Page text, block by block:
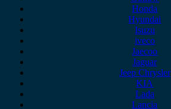
Honda
Hyundai
Isuzu
iveco
Jaecoo
Jaguar
Jeep Chrysler
KIA
Lada
Lancia